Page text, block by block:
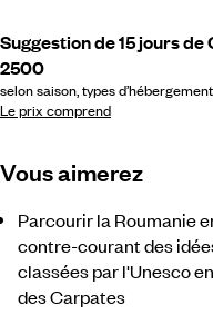
Suggestion de 15 jours de
2500
selon saison, types
Le prix comprend
Vous aimerez
Parcourir la Roumanie
contre-courant des
classées par l'Unesco
des Carpates